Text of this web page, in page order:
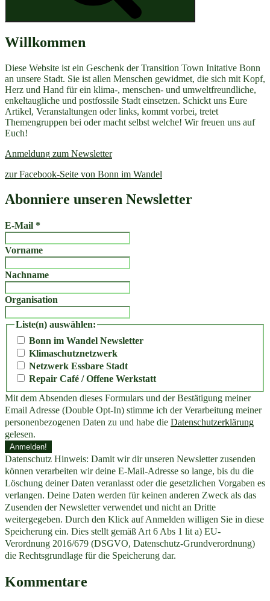
Willkommen
Diese Website ist ein Geschenk der Transition Town Initative Bonn
an unsere Stadt. Sie ist allen Menschen gewidmet, die sich mit Kopf,
Herz und Hand für ein klima-, menschen- und umweltfreundliche,
enkeltaugliche und postfossile Stadt einsetzen. Schickt uns Eure
Artikel, Veranstaltungen oder links, kommt vorbei, tretet
Themengruppen bei oder macht selbst welche! Wir freuen uns auf
Euch!
Anmeldung zum Newsletter
zur Facebook-Seite von Bonn im Wandel
Abonniere unseren Newsletter
E-Mail *
Vorname
Nachname
Organisation
Liste(n) auswählen:
Bonn im Wandel Newsletter
Klimaschutznetzwerk
Netzwerk Essbare Stadt
Repair Café / Offene Werkstatt
Mit dem Absenden dieses Formulars und der Bestätigung meiner
Email Adresse (Double Opt-In) stimme ich der Verarbeitung meiner
personenbezogenen Daten zu und habe die Datenschutzerklärung
gelesen.
Datenschutz Hinweis: Damit wir dir unseren Newsletter zusenden
können verarbeiten wir deine E-Mail-Adresse so lange, bis du die
Löschung deiner Daten veranlasst oder die gesetzlichen Vorgaben es
verlangen. Deine Daten werden für keinen anderen Zweck als das
Zusenden der Newsletter verwendet und nicht an Dritte
weitergegeben. Durch den Klick auf Anmelden willigen Sie in diese
Speicherung ein. Dies stellt gemäß Art 6 Abs 1 lit a) EU-
Verordnung 2016/679 (DSGVO, Datenschutz-Grundverordnung)
die Rechtsgrundlage für die Speicherung dar.
Kommentare